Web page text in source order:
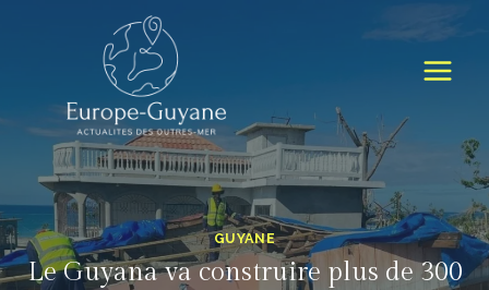
GUYANE
Le Guyana va construire plus de 300